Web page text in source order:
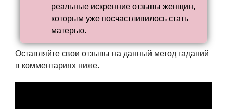
реальные искренние отзывы женщин,
которым уже посчастливилось стать
матерью.
Оставляйте свои отзывы на данный метод гаданий
в комментариях ниже.